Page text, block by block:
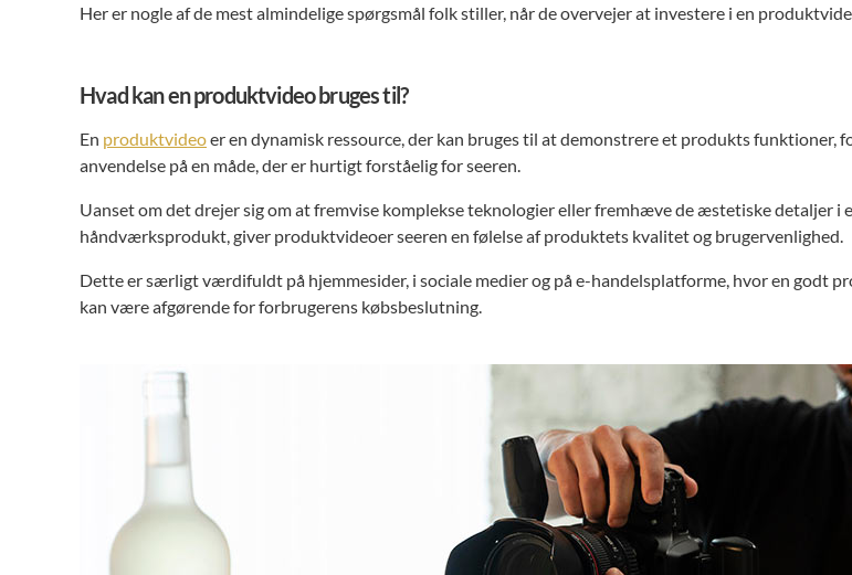
Her er nogle af de mest almindelige spørgsmål folk stiller, når de overvejer at investere i en
Hvad kan en produktvideo bruges til?
En produktvideoer en dynamisk ressource, der kan bruges til at demonstrere et produkts funktioner,
anvendelse på en måde, der er hurtigt forståelig for seeren.
Uanset om det drejer sig om at fremvise komplekse teknologier eller fremhæve de æstetiske detaljer i
håndværksprodukt, giver produktvideoer seeren en følelse af produktets kvalitet og brugervenlighed.
Dette er særligt værdifuldt på hjemmesider, i sociale medier og på e-handelsplatforme, hvor en godt
kan være afgørende for forbrugerens købsbeslutning.